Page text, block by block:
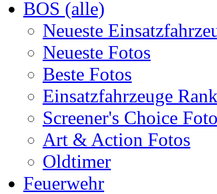
BOS (alle)
Neueste
Neueste Fotos
Beste Fotos
Einsatzfahrzeuge
Screener's Choice
Art & Action Fotos
Oldtimer
Feuerwehr